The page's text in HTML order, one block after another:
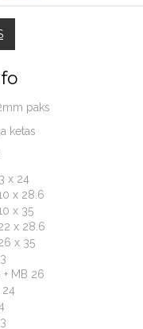
paks
ketas
x 24
x 28.6
x 35
x 28.6
x 35
MB 26
24